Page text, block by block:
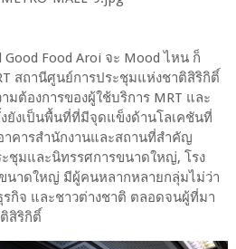
Good Food Aroi จะ Mood ไหน ก็
สถานีศูนย์การประชุมแห่งชาติสิริกิติ์
มต้องการของผู้ใช้บริการ MRT และ
ยังเป็นพื้นที่ที่มีจุดแข็งด้านโลเคชันที่
าคารสำนักงานและสถานที่สำคัญ
ชุมและนิทรรศการขนาดใหญ่, โรง
นาดใหญ่ มีผู้คนหลากหลายกลุ่มไม่ว่า
กิจ และชาวต่างชาติ ตลอดจนผู้ที่มา
สิริกิติ์